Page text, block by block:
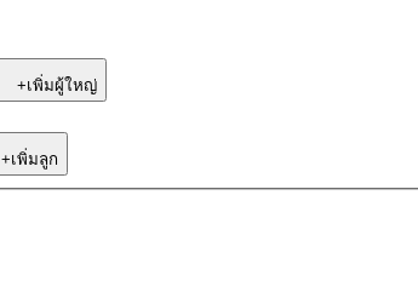
+เพิ่มผู้ใหญ่
+เพิ่มลูก